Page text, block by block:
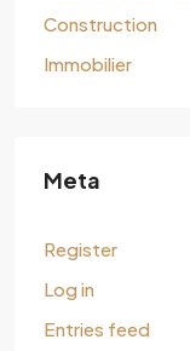
Construction
Immobilier
Meta
Register
Log in
Entries feed